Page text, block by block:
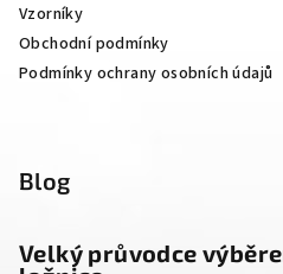
Vzorníky
Obchodní podmínky
Podmínky ochrany osobních údajů
Blog
Velký průvodce